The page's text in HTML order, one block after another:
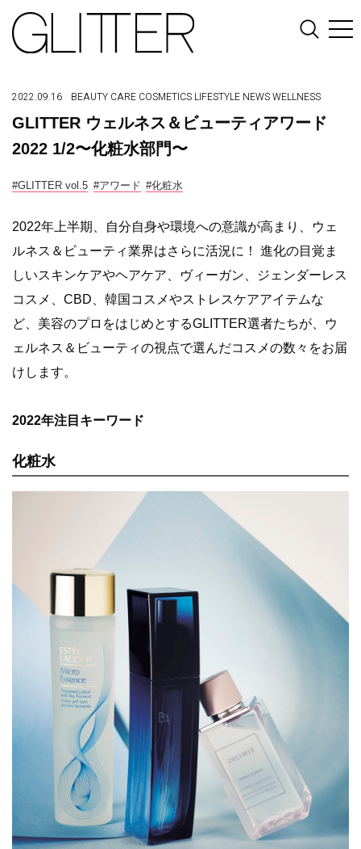
2022.09.16 BEAUTY CARE COSMETICS LIFESTYLE NEWSWELLNESS
GLITTER ウェルネス＆ビューティアワード
2022 1/2〜化粧水部門〜
#GLITTER vol.5 #アワード #化粧水
2022年上半期、自分自身や環境への意識が高まり、ウェ
ルネス＆ビューティ業界はさらに活況に！ 進化の目覚ま
しいスキンケアやヘアケア、ヴィーガン、ジェンダーレス
コスメ、CBD、韓国コスメやストレスケアアイテムな
ど、美容のプロをはじめとするGLITTER選者たちが、ウ
ェルネス＆ビューティの視点で選んだコスメの数々をお届
けします。
2022年注目キーワード
化粧水